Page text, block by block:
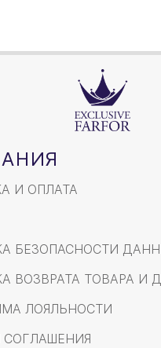
И ОПЛАТА
БЕЗОПАСНОСТИ
ВОЗВРАТА ТОВАРА И
ЛОЯЛЬНОСТИ
СОГЛАШЕНИЯ